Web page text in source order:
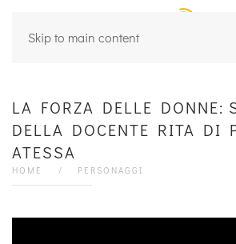
Skip to main content
LA FORZA DELLE DONNE:
DELLA DOCENTE RITA DI
ATESSA
HOME PERSONAGGI